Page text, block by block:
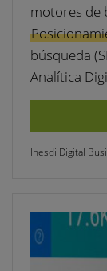
motores de
búsqueda
Analítica
Inesdi Digital